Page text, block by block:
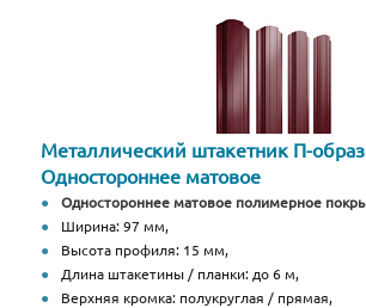
Металлический штакетник П-
Одностороннее матовое
Одностороннее матовое полимерное
Ширина: 97 мм,
Высота профиля: 15 мм,
Длина штакетины / планки: до 6 м,
Верхняя кромка: полукруглая / прямая,